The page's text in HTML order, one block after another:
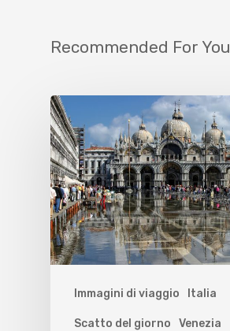
Recommended For You
Immagini di viaggio Italia
Scatto del giorno Venezia